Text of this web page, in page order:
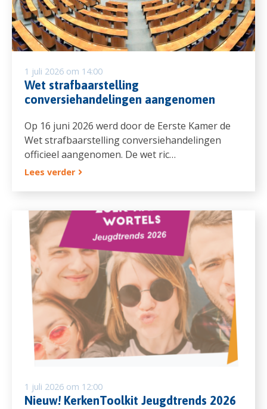
1 juli 2026 om 14:00
Wet strafbaarstelling
conversiehandelingen aangenomen
Op 16 juni 2026 werd door de Eerste Kamer de
Wet strafbaarstelling conversiehandelingen
officieel aangenomen. De wet ric…
Lees verder
1 juli 2026 om 12:00
Nieuw! KerkenToolkit Jeugdtrends 2026